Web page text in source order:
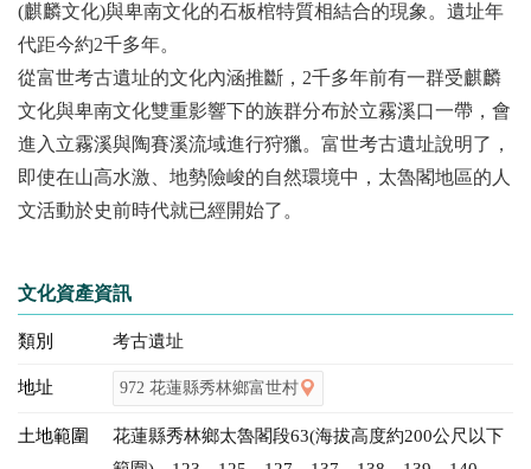
(麒麟文化)與卑南文化的石板棺特質相結合的現象。遺址年
代距今約2千多年。
從富世考古遺址的文化內涵推斷，2千多年前有一群受麒麟
文化與卑南文化雙重影響下的族群分布於立霧溪口一帶，會
進入立霧溪與陶賽溪流域進行狩獵。富世考古遺址說明了，
即使在山高水激、地勢險峻的自然環境中，太魯閣地區的人
文活動於史前時代就已經開始了。
文化資產資訊
類別 考古遺址
地址 972 花蓮縣秀林鄉富世村
土地範圍
花蓮縣秀林鄉太魯閣段63(海拔高度約200公尺以下